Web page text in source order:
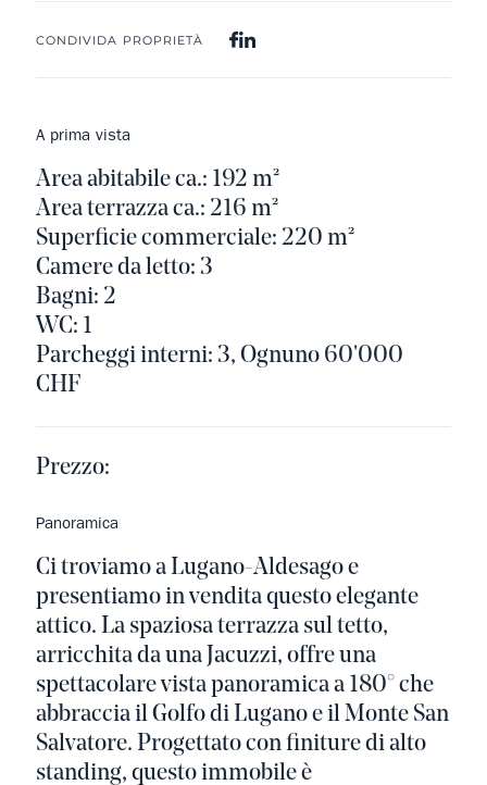
CONDIVIDA PROPRIETÀ
A prima vista
Area abitabile ca.: 192 m²
Area terrazza ca.: 216 m²
Superficie commerciale: 220 m²
Camere da letto: 3
Bagni: 2
WC: 1
Parcheggi interni: 3, Ognuno 60'000
CHF
Prezzo:
Panoramica
Ci troviamo a Lugano-Aldesago e
presentiamo in vendita questo elegante
attico. La spaziosa terrazza sul tetto,
arricchita da una Jacuzzi, offre una
spettacolare vista panoramica a 180° che
abbraccia il Golfo di Lugano e il Monte San
Salvatore. Progettato con finiture di alto
standing, questo immobile è